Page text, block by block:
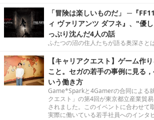
「冒険は楽しいものだ」 ─『
ィ ヴァリアンツ ダフネ』、"優
っぷり沈んだ4人の話
ふたつの沼の住人たちが語る奥深さとは
【キャリアクエスト】ゲーム作
こと。セガの若手の事例に見る
いう働き方
Game*Sparkと4Gamerの合同による
クエスト」の第4回が東京都立産業貿
されました。このイベントに合わせて
実際に働いている若手社員へのインタ